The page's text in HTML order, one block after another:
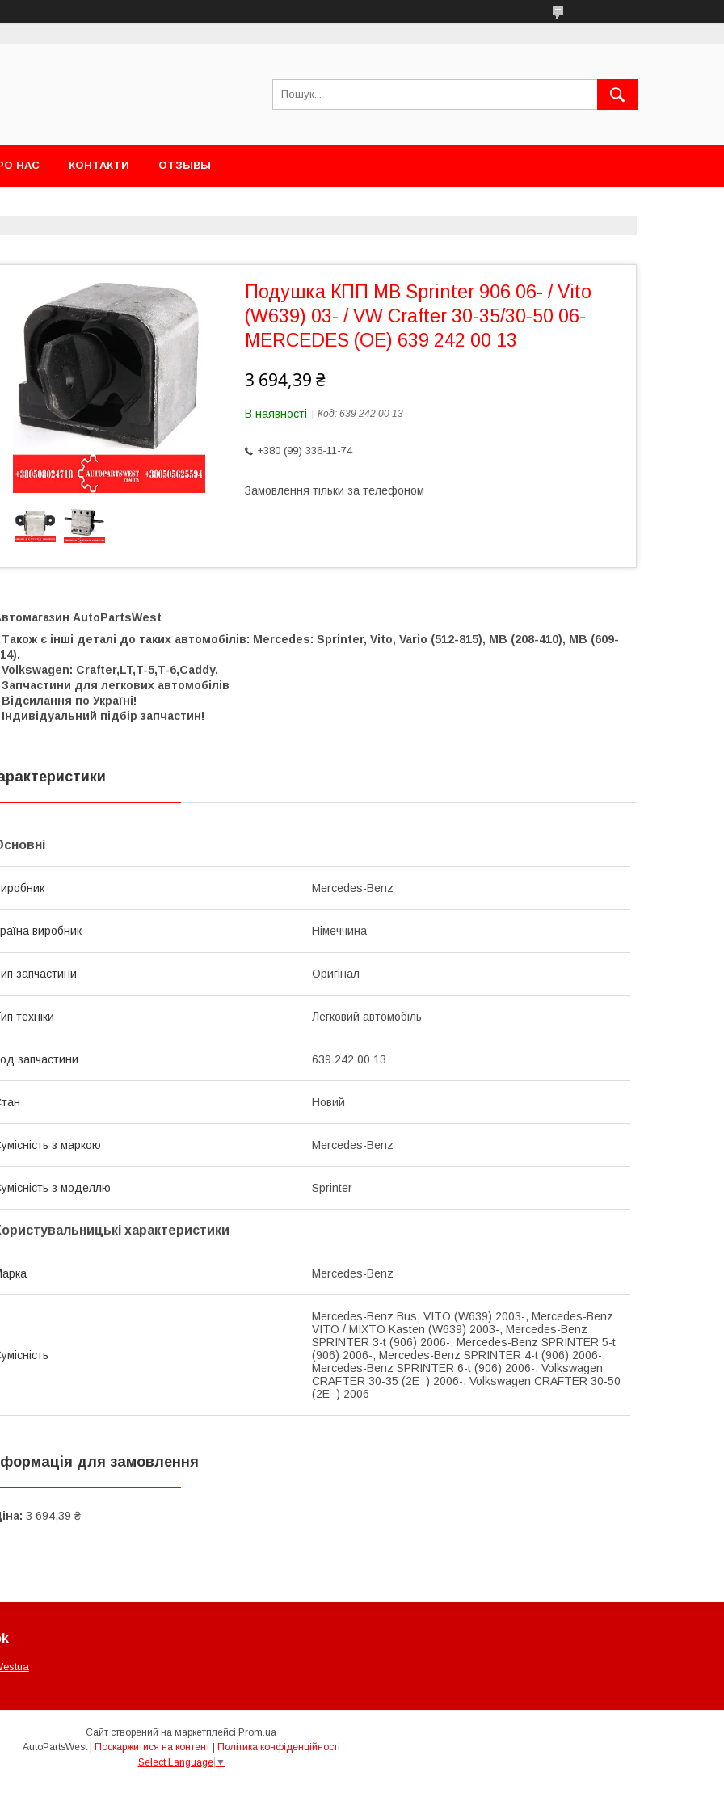
НАС КОНТАКТИ ОТЗЫВЫ
Подушка КПП MB Sprinter 906 06- / Vito
(W639) 03- / VW Crafter 30-35/30-50 06-
MERCEDES (OE) 639 242 00 13
3 694,39 ₴
В наявності Код: 639 242 00 13
+380 (99) 336-11-74
Замовлення тільки за телефоном
AutoPartsWest
є інші деталі до таких автомобілів: Mercedes: Sprinter, Vito, Vario (512-815), MB (208-410), MB (609-
Crafter,LT,T-5,T-6,Caddy.
для легкових автомобілів
по Україні!
підбір запчастин!
Mercedes-Benz
виробник Німеччина
запчастини Оригінал
техніки Легковий автомобіль
запчастини 639 242 00 13
Новий
з маркою Mercedes-Benz
з моделлю Sprinter
характеристики
Mercedes-Benz
Mercedes-Benz Bus, VITO (W639) 2003-, Mercedes-Benz
VITO / MIXTO Kasten (W639) 2003-, Mercedes-Benz
SPRINTER 3-t (906) 2006-, Mercedes-Benz SPRINTER 5-t
(906) 2006-, Mercedes-Benz SPRINTER 4-t (906) 2006-,
Mercedes-Benz SPRINTER 6-t (906) 2006-, Volkswagen
CRAFTER 30-35 (2E_) 2006-, Volkswagen CRAFTER 30-50
(2E_) 2006-
для замовлення
3 694,39 ₴
Сайт створений на маркетплейсі Prom.ua
Поскаржитися на контент
Політика конфіденційності
Select Language ▼